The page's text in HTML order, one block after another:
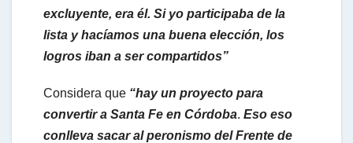
excluyente, era él. Si yo participaba de la
lista y hacíamos una buena elección, los
logros iban a ser compartidos”
Considera que “hay un proyecto para
convertir a Santa Fe en Córdoba. Eso eso
conlleva sacar al peronismo del Frente de